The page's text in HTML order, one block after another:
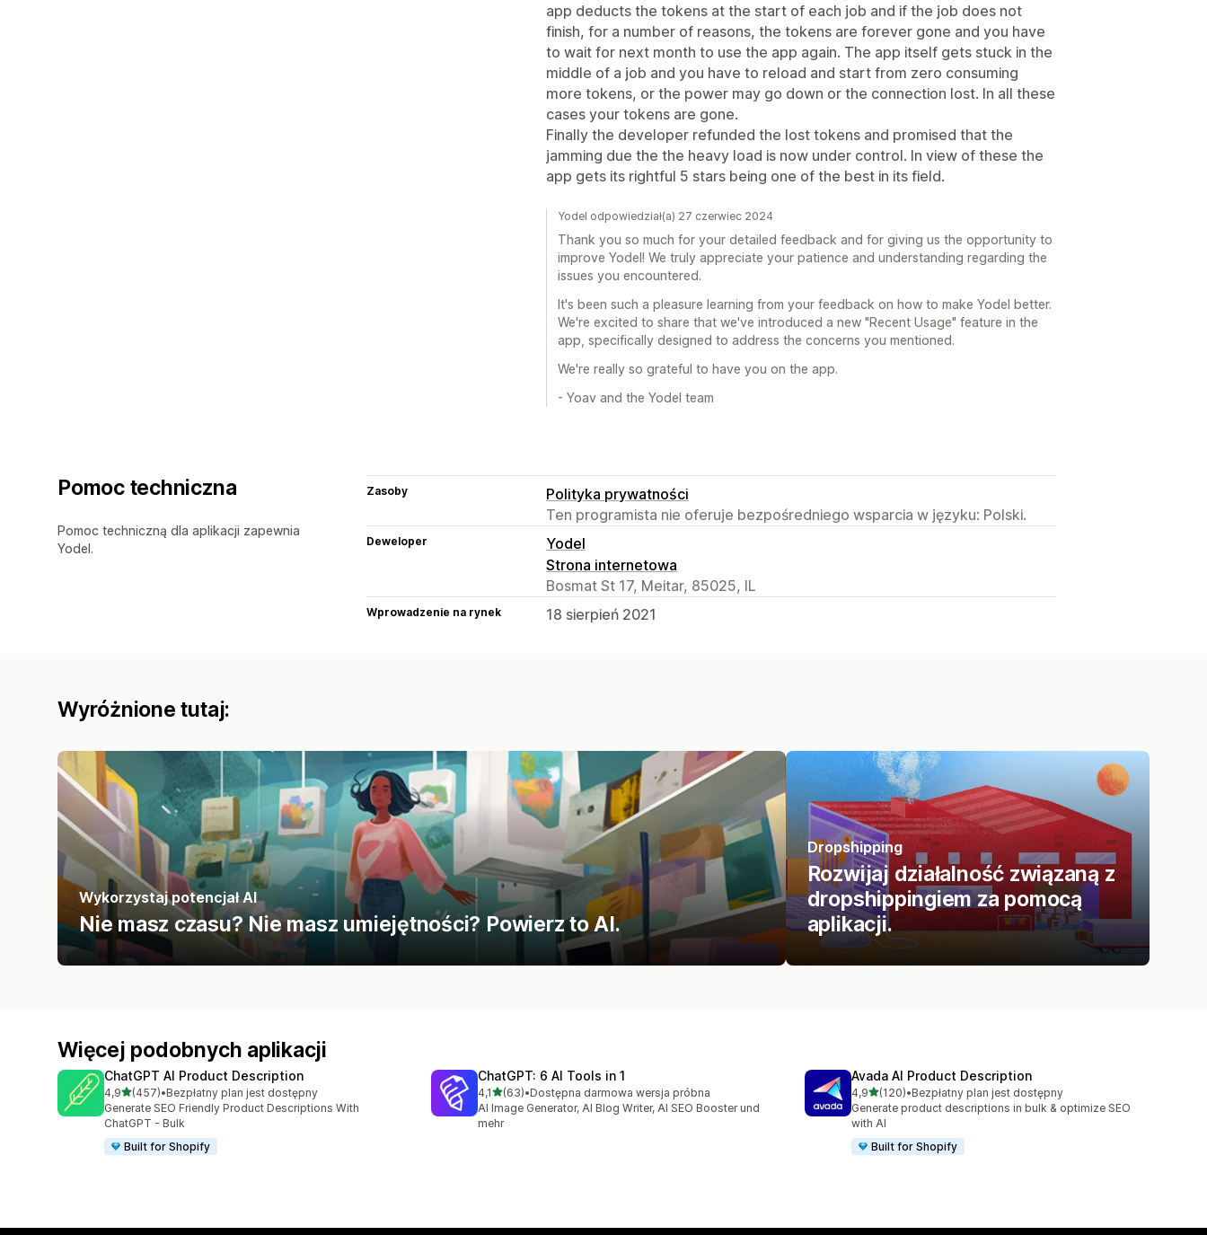
app deducts the tokens at the start of each job and if the job does not
finish, for a number of reasons, the tokens are forever gone and you have
to wait for next month to use the app again. The app itself gets stuck in the
middle of a job and you have to reload and start from zero consuming
more tokens, or the power may go down or the connection lost. In all these
cases your tokens are gone.
Finally the developer refunded the lost tokens and promised that the
jamming due the the heavy load is now under control. In view of these the
app gets its rightful 5 stars being one of the best in its field.
Yodel odpowiedział(a) 27 czerwiec 2024
Thank you so much for your detailed feedback and for giving us the opportunity to
improve Yodel! We truly appreciate your patience and understanding regarding the
issues you encountered.
It's been such a pleasure learning from your feedback on how to make Yodel better.
We're excited to share that we've introduced a new "Recent Usage" feature in the
app, specifically designed to address the concerns you mentioned.
We're really so grateful to have you on the app.
- Yoav and the Yodel team
Pomoc techniczna
Pomoc techniczną dla aplikacji zapewnia
Yodel.
Zasoby
Polityka prywatności
Ten programista nie oferuje bezpośredniego wsparcia w języku: Polski.
Deweloper
Yodel
Strona internetowa
Bosmat St 17, Meitar, 85025, IL
Wprowadzenie na rynek 18 sierpień 2021
Wyróżnione tutaj:
Wykorzystaj potencjał AI
Nie masz czasu? Nie masz umiejętności? Powierz to AI.
Dropshipping
Rozwijaj działalność związaną z
dropshippingiem za pomocą
aplikacji.
Więcej podobnych aplikacji
ChatGPT AI Product Description
4,9na 5 gwiazdek
(457)
Łączna liczba recenzji: 457
•Bezpłatny plan jest dostępny
Generate SEO Friendly Product Descriptions With
ChatGPT - Bulk
Built for Shopify
ChatGPT: 6 AI Tools in 1
4,1na 5 gwiazdek
(63)
Łączna liczba recenzji: 63
•Dostępna darmowa wersja próbna
AI Image Generator, AI Blog Writer, AI SEO Booster und
mehr
Avada AI Product Description
4,9na 5 gwiazdek
(120)
Łączna liczba recenzji: 120
•Bezpłatny plan jest dostępny
Generate product descriptions in bulk & optimize SEO
with AI
Built for Shopify